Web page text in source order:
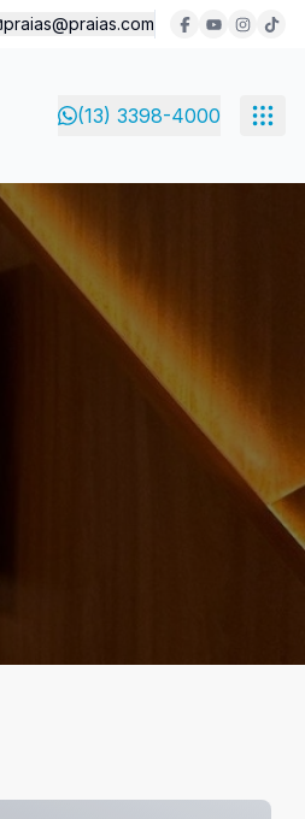
praias@praias.com
(13) 3398-4000